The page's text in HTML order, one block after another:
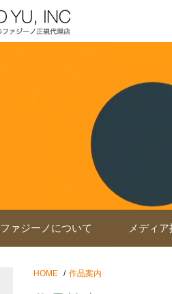
ファジーノについて メディ
HOME 作品案内